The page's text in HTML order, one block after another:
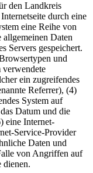
den Landkreis
durch eine
eine Reihe von
Daten
Servers gespeichert.
und
verwendete
ein zugreifendes
Referrer), (4)
System auf
Datum und die
eine Internet-
Service-Provider
Daten und
von Angriffen auf
dienen.